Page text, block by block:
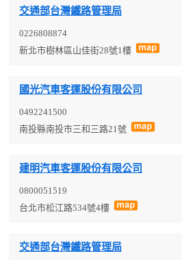
交通部台灣鐵路管理局
0226808874
新北市樹林區山佳街28號1樓
國光汽車客運股份有限公司
0492241500
南投縣南投市三和三路21號
建明汽車客運股份有限公司
0800051519
台北市松江路534號4樓
交通部台灣鐵路管理局